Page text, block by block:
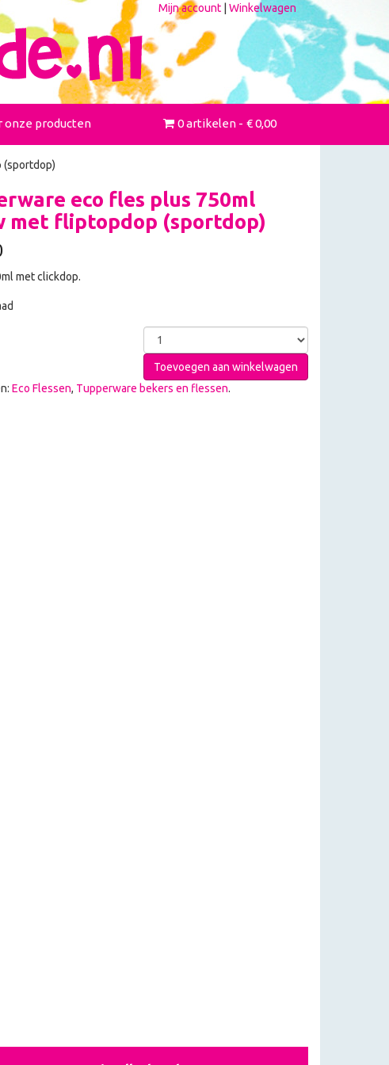
Mijn account Winkelwagen
onze producten 0 artikelen € 0,00
(sportdop)
eco fles plus 750ml
met fliptopdop (sportdop)
met clickdop.
Toevoegen aan winkelwagen
Eco Flessen, Tupperware bekers en flessen.